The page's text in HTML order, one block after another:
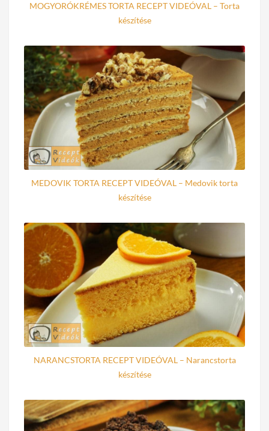
MOGYORÓKRÉMES TORTA RECEPT VIDEÓVAL – Torta
készítése
MEDOVIK TORTA RECEPT VIDEÓVAL – Medovik torta
készítése
NARANCSTORTA RECEPT VIDEÓVAL – Narancstorta
készítése